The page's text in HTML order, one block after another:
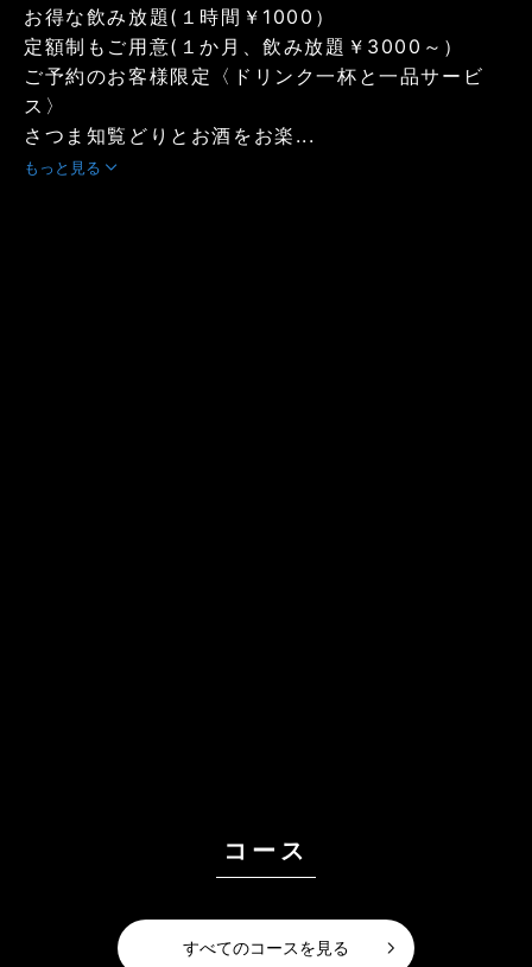
お得な飲み放題(１時間￥1000）
定額制もご用意(１か月、飲み放題￥3000～）
ご予約のお客様限定〈ドリンク一杯と一品サービ
ス〉
さつま知覧どりとお酒をお楽...
もっと見る
コース
すべてのコースを見る